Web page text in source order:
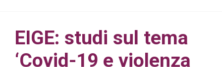
EIGE: studi sul tema
‘Covid-19 e violenza